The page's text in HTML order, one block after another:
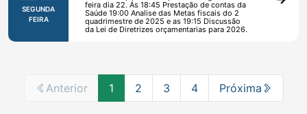
SEGUNDA
FEIRA
feira dia 22. Ás 18:45 Prestação de contas da
Saúde 19:00 Analise das Metas fiscais do 2
quadrimestre de 2025 e as 19:15 Discussão
da Lei de Diretrizes orçamentarias para 2026.
Anterior 1 2 3 4 Próxima